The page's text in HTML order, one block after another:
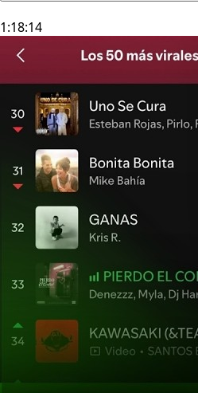
1:18:14